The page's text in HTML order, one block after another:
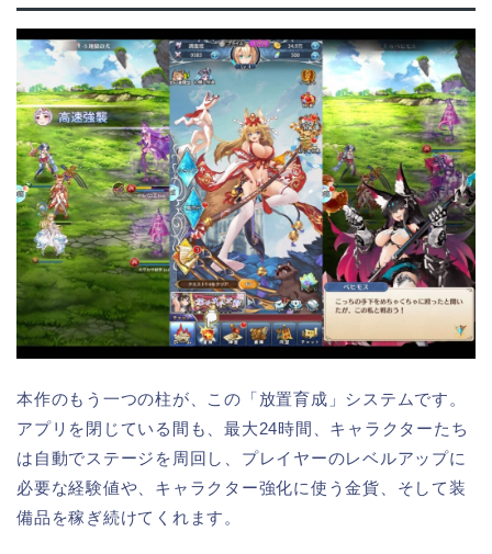
本作のもう一つの柱が、この「放置育成」システムです。
アプリを閉じている間も、最大24時間、キャラクターたち
は自動でステージを周回し、プレイヤーのレベルアップに
必要な経験値や、キャラクター強化に使う金貨、そして装
備品を稼ぎ続けてくれます。